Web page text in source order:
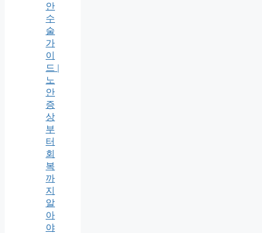
안
수
술
가
이
드 |
노
안
증
상
부
터
회
복
까
지
알
아
야